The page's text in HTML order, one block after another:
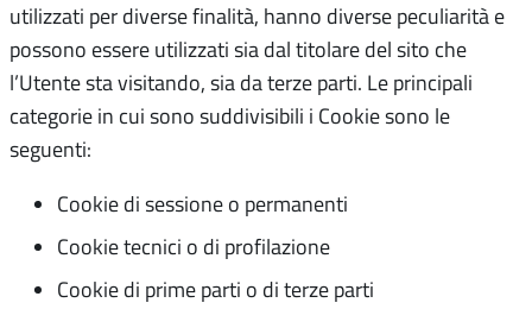
utilizzati per diverse finalità, hanno diverse peculiarità e
possono essere utilizzati sia dal titolare del sito che
l’Utente sta visitando, sia da terze parti. Le principali
categorie in cui sono suddivisibili i Cookie sono le
seguenti:
Cookie di sessione o permanenti
Cookie tecnici o di profilazione
Cookie di prime parti o di terze parti